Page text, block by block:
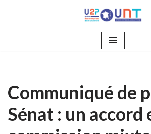
Communiqué de
Sénat : un accord